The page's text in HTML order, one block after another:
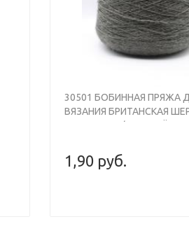
30501 БОБИННАЯ ПРЯЖА
ВЯЗАНИЯ БРИТАНСКАЯ
100% , 930М/100ГР,
BRITISH WOOL
1,90 руб.